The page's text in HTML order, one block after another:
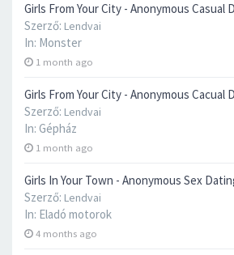
Girls From Your City - Anonymous Casual
Szerző: Lendvai
In: Monster
1 month ago
Girls From Your City - Anonymous Cacual
Szerző: Lendvai
In: Gépház
1 month ago
Girls In Your Town - Anonymous Sex
Szerző: Lendvai
In: Eladó motorok
4 months ago